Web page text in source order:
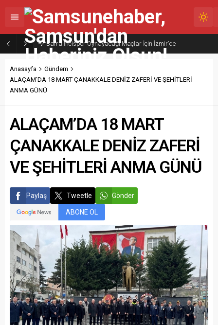
Bafra İncispor Oynayacağı Maçlar İçin İzmir’de
Anasayfa
Gündem
ALAÇAM’DA 18 MART ÇANAKKALE DENİZ ZAFERİ VE ŞEHİTLERİ
ANMA GÜNÜ
ALAÇAM’DA 18 MART
ÇANAKKALE DENİZ ZAFERİ
VE ŞEHİTLERİ ANMA GÜNÜ
Paylaş Tweetle Gönder
ABONE OL